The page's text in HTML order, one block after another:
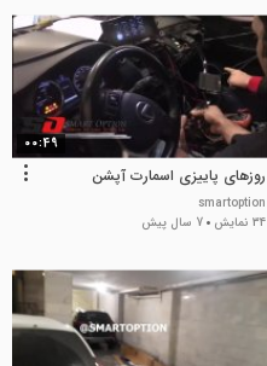
00:49
روزهای پاییزی اسمارت آپشن
smartoption
34 نمایش
7 سال پیش